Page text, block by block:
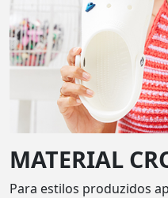
MATERIAL
Para estilos produzidos